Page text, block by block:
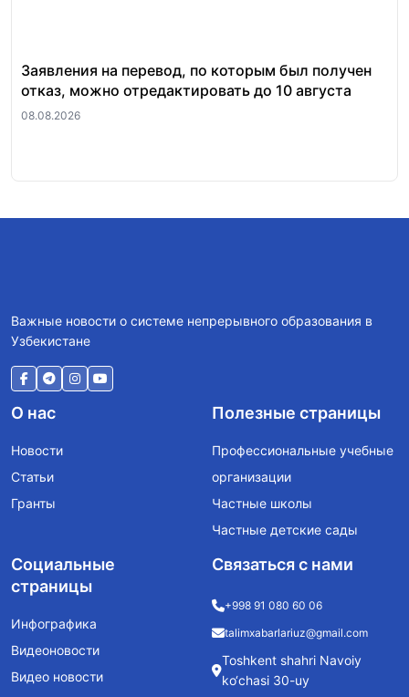
Заявления на перевод, по которым был получен
отказ, можно отредактировать до 10 августа
08.08.2026
Важные новости о системе непрерывного образования в
Узбекистане
О нас
Новости
Статьи
Гранты
Полезные страницы
Профессиональные учебные
организации
Частные школы
Частные детские сады
Социальные
страницы
Инфографика
Видеоновости
Видео новости
Связаться с нами
+998 91 080 60 06
talimxabarlariuz@gmail.com
Toshkent shahri Navoiy
ko‘chasi 30-uy